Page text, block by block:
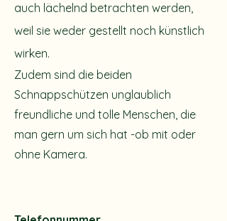
auch lächelnd betrachten werden,
weil sie weder gestellt noch künstlich
wirken.
Zudem sind die beiden
Schnappschützen unglaublich
freundliche und tolle Menschen, die
man gern um sich hat -ob mit oder
ohne Kamera.